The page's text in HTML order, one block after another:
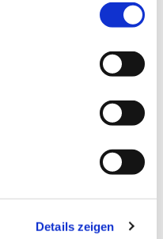
Details zeigen
© Heike Schaaf
13:30 Uhr